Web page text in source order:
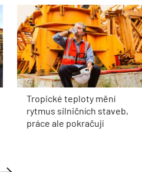
Tropické teploty mění
rytmus silničních staveb,
práce ale pokračují